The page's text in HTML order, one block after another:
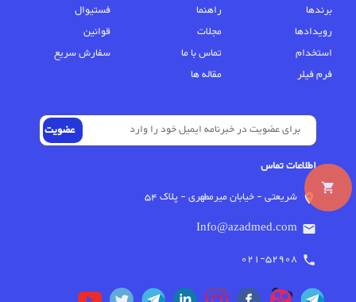
local_grocery_store
برندها
راهنما
فستیوال
رویدادها
مجلات
قوانین
استخدام
تماس با ما
سفارش سریع
فرم فیلر
مقاله ها
اطلاعات تماس
location_on شریعتی - خیابان میرمطهری - پلاک 54
email
Info@azadmed.com
phone
021-52908